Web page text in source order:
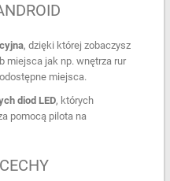
, dzięki której zobaczysz
miejsca jak np. wnętrza rur
miejsca.
diod LED, których
pomocą pilota na